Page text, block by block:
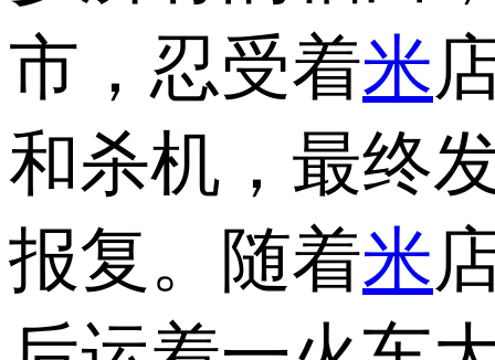
市，忍受着米
和杀机，最终
报复。随着米